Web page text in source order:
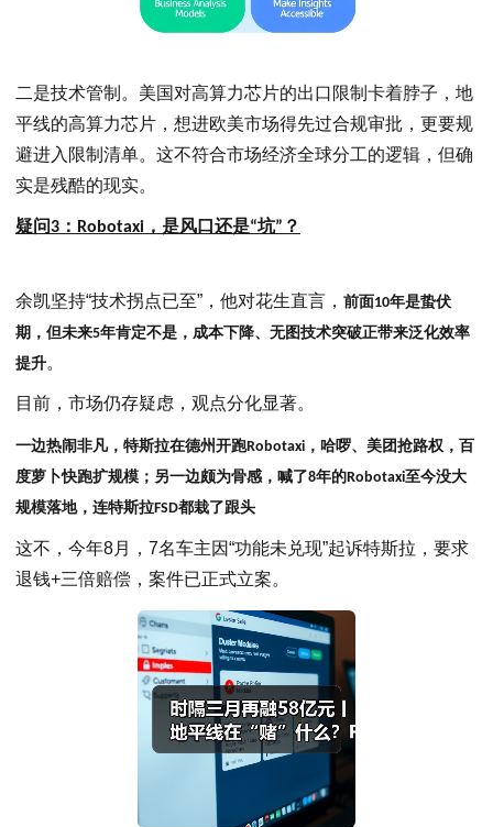
二是技术管制。美国对高算力芯片的出口限制卡着脖子，地
平线的高算力芯片，想进欧美市场得先过合规审批，更要规
避进入限制清单。这不符合市场经济全球分工的逻辑，但确
实是残酷的现实。
疑问3 ： Robotaxi ，是风口还是“坑”？
余凯坚持“技术拐点已至”，他对花生直言， 前面10年是蛰伏
期，但未来5年肯定不是，成本下降、无图技术突破正带来泛化效率
提升。
目前，市场仍存疑虑，观点分化显著。
一边热闹非凡，特斯拉在德州开跑Robotaxi ，哈啰、美团抢路权，百
度萝卜快跑扩规模；另一边颇为骨感，喊了8年的Robotaxi至今没大
规模落地，连特斯拉FSD都栽了跟头
这不，今年8月，7名车主因“功能未兑现”起诉特斯拉，要求
退钱+三倍赔偿，案件已正式立案。